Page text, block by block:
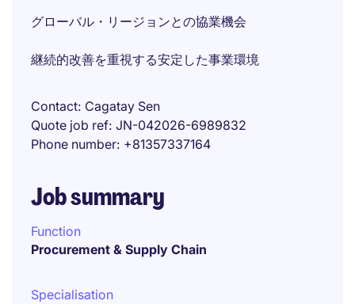
グローバル・リージョンとの協業機会
継続的改善を重視する安定した事業環境
Contact Cagatay Sen
Quote job ref JN-042026-6989832
Phone number +81357337164
Job summary
Function
Procurement & Supply Chain
Specialisation